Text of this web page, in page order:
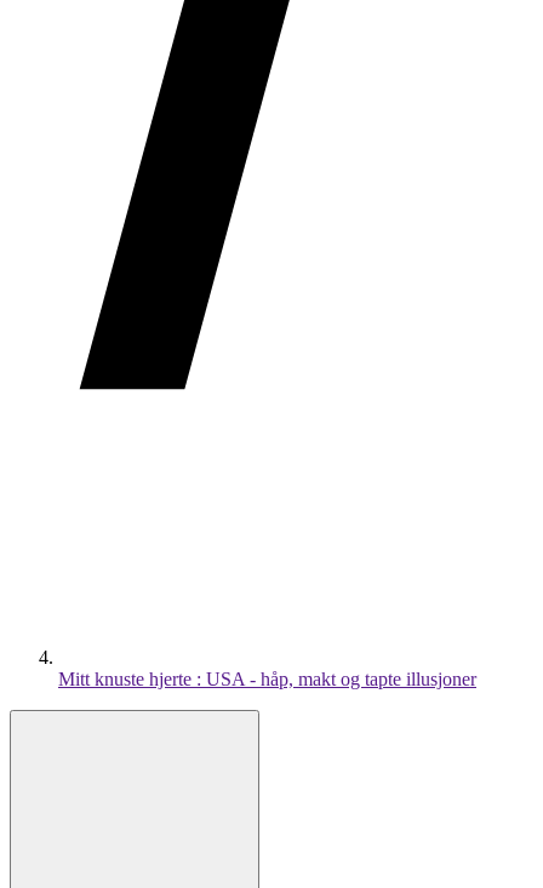
Mitt knuste hjerte : USA - håp, makt og tapte illusjoner